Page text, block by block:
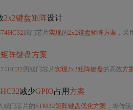
2x2键盘矩阵设计
74HC32或门芯片实现的2x2键盘矩阵方案 ，采用硬件中断驱动替代
矩阵键盘方案
32 四或门芯片实现2x2矩阵键盘的高效方
减少GPIO占用方案
或门芯片的STM32矩阵键盘优化方案 ，将传